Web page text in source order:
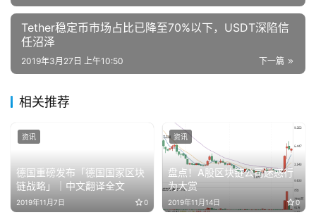
Tether稳定币市场占比已降至70%以下，USDT深陷信
任沼泽
下一篇
2019年3月27日 上午10:50
相关推荐
德国重磅发布「德国国家区块
链战略」｜中文翻译全文
2019年11月7日 0
资讯
盘点！A股区块链公司迷惑行
为大赏
2019年11月14日 0
资讯